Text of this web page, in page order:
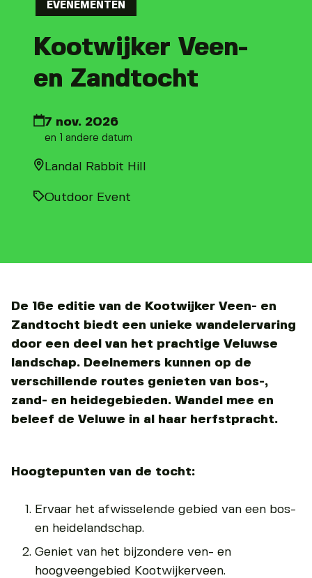
EVENEMENTEN
Kootwijker Veen-
en Zandtocht
7 nov. 2026
en 1 andere datum
Landal Rabbit Hill
Outdoor Event
De 16e editie van de Kootwijker Veen- en
Zandtocht biedt een unieke wandelervaring
door een deel van het prachtige Veluwse
landschap. Deelnemers kunnen op de
verschillende routes genieten van bos-,
zand- en heidegebieden. Wandel mee en
beleef de Veluwe in al haar herfstpracht.
Hoogtepunten van de tocht:
Ervaar het afwisselende gebied van een bos-
en heidelandschap.
Geniet van het bijzondere ven- en
hoogveengebied Kootwijkerveen.